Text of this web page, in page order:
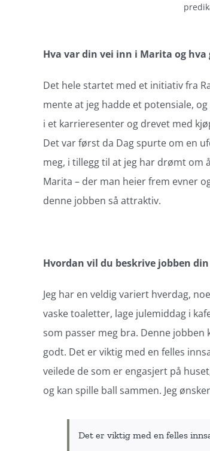
Hva var din vei inn i Marita og
Det hele startet med et initiativ fra
mente at jeg hadde et potensiale,
i et karrieresenter og drevet med
Det var først da Dag spurte om en
meg, i tillegg til at jeg har drømt om
Marita – der man heier frem evner
denne jobben så attraktiv.
Hvordan vil du beskrive jobben
Jeg har en veldig variert hverdag,
vaske toaletter, lage julemiddag i
som passer meg bra. Denne jobben
godt. Det er viktig med en felles
veilede de som er engasjert på
og kan spille ball sammen. Jeg
Det er viktig med en felles